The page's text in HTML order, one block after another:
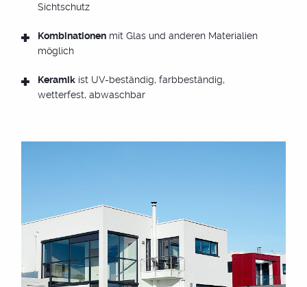
DE|EN
Sichtschutz
Kombinationen mit Glas und anderen Materialien
möglich
Keramik ist UV-beständig, farbbeständig,
wetterfest, abwaschbar